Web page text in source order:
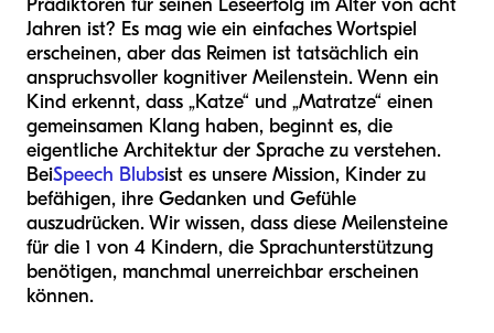
Jahren ist? Es mag wie ein einfaches Wortspiel
erscheinen, aber das Reimen ist tatsächlich ein
anspruchsvoller kognitiver Meilenstein. Wenn ein
Kind erkennt, dass „Katze“ und „Matratze“ einen
gemeinsamen Klang haben, beginnt es, die
eigentliche Architektur der Sprache zu verstehen.
BeiSpeech Blubsist es unsere Mission, Kinder zu
befähigen, ihre Gedanken und Gefühle
auszudrücken. Wir wissen, dass diese Meilensteine
für die 1 von 4 Kindern, die Sprachunterstützung
benötigen, manchmal unerreichbar erscheinen
können.